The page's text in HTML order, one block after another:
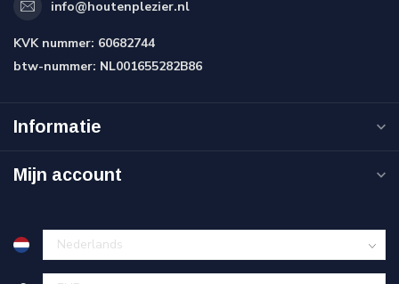
info@houtenplezier.nl
KVK nummer: 60682744
btw-nummer: NL001655282B86
Informatie
Mijn account